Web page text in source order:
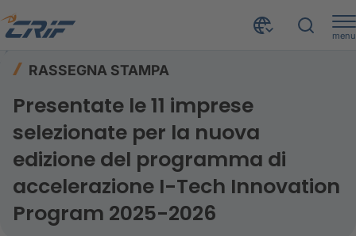
menu
RASSEGNA STAMPA
Presentate le 11 imprese
selezionate per la nuova
edizione del programma di
accelerazione I-Tech Innovation
Program 2025-2026